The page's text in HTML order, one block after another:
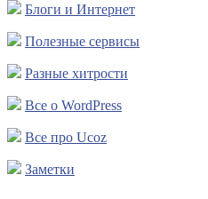
Блоги и Интернет
Полезные сервисы
Разные хитрости
Все о WordPress
Все про Ucoz
Заметки